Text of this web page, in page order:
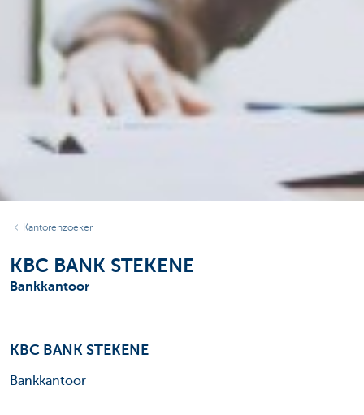
Kantorenzoeker
KBC BANK STEKENE
Bankkantoor
KBC BANK STEKENE
Bankkantoor